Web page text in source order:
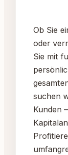
Ob Sie
oder
Sie mit
suchen
Kunden